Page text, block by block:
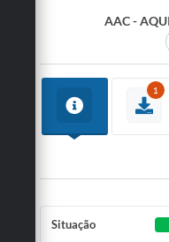
AAC -
1
Situação